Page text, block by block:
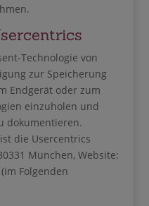
Technologie von
zur Speicherung
Endgerät oder zum
einzuholen und
dokumentieren.
die Usercentrics
München, Website:
Folgenden